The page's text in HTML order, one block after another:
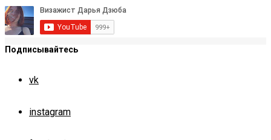
Подписывайтесь
vk
instagram